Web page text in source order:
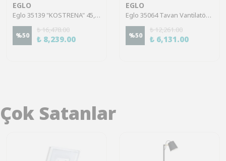
EGLO
Eglo 35139 "KOSTRENA" 45,5 Cm Çapında Abs Tavan Vantilatörü Ac Motor
%50
₺ 16,478.00
₺ 8,239.00
EGLO
Eglo 35064 Tavan Vantilatör AC Motor Kumandası Alıcısı İle Birlikte
%50
₺ 12,261.00
₺ 6,131.00
Çok Satanlar